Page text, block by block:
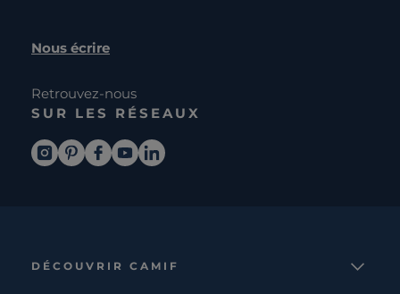
Nous écrire
Retrouvez-nous
SUR LES RÉSEAUX
DÉCOUVRIR CAMIF